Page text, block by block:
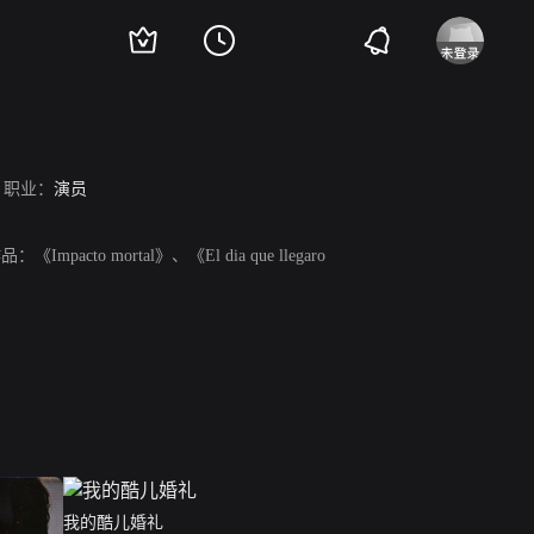
职业： 演员
：《Impacto mortal》、《El dia que llegaro
我的酷儿婚礼